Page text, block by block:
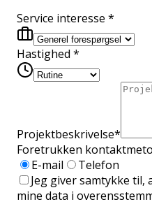
Service interesse *
Hastighed *
Projektbeskrivelse*
Foretrukken
E-mail
Telefon
Jeg giver samtykke til,
mine data i